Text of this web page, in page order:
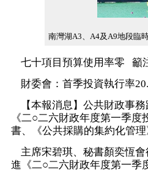
南灣湖A3、A4及A9地段臨
七十項目預算使用率零 籲
財委會：首季投資執行率
【本報消息】公共財政事
《二○二六財政年度第一季
書、《公共採購的集約化管理
主席宋碧琪、秘書顏奕恆
進《二○二六財政年度第一季